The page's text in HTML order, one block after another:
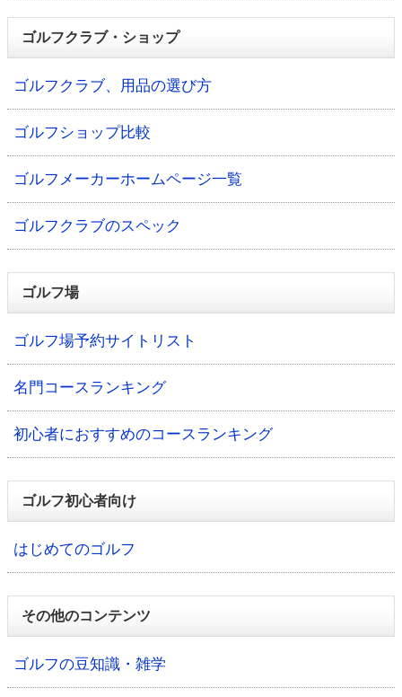
ゴルフクラブ・ショップ
ゴルフクラブ、用品の選び方
ゴルフショップ比較
ゴルフメーカーホームページ一覧
ゴルフクラブのスペック
ゴルフ場
ゴルフ場予約サイトリスト
名門コースランキング
初心者におすすめのコースランキング
ゴルフ初心者向け
はじめてのゴルフ
その他のコンテンツ
ゴルフの豆知識・雑学